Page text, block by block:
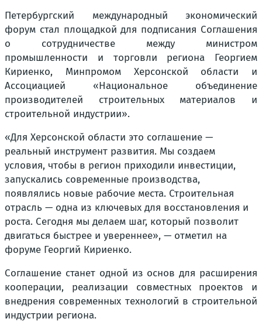
Петербургский международный экономический
форум стал площадкой для подписания Соглашения
о сотрудничестве между министром
промышленности и торговли региона Георгием
Кириенко, Минпромом Херсонской области и
Ассоциацией «Национальное объединение
производителей строительных материалов и
строительной индустрии».
«Для Херсонской области это соглашение —
реальный инструмент развития. Мы создаем
условия, чтобы в регион приходили инвестиции,
запускались современные производства,
появлялись новые рабочие места. Строительная
отрасль — одна из ключевых для восстановления и
роста. Сегодня мы делаем шаг, который позволит
двигаться быстрее и увереннее», — отметил на
форуме Георгий Кириенко.
Соглашение станет одной из основ для расширения
кооперации, реализации совместных проектов и
внедрения современных технологий в строительной
индустрии региона.